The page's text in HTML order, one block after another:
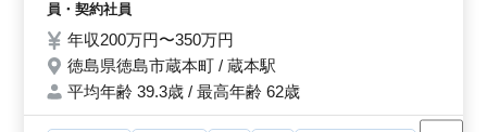
職場です！
員・契約社員
年収200万円〜350万円
徳島県徳島市蔵本町 / 蔵本駅
平均年齢 39.3歳 / 最高年齢 62歳